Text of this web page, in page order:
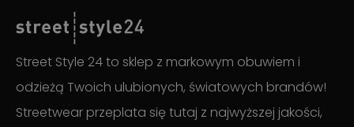
Street Style 24 to sklep z markowym obuwiem i
odzieżą Twoich ulubionych, światowych brandów!
Streetwear przeplata się tutaj z najwyższej jakości,